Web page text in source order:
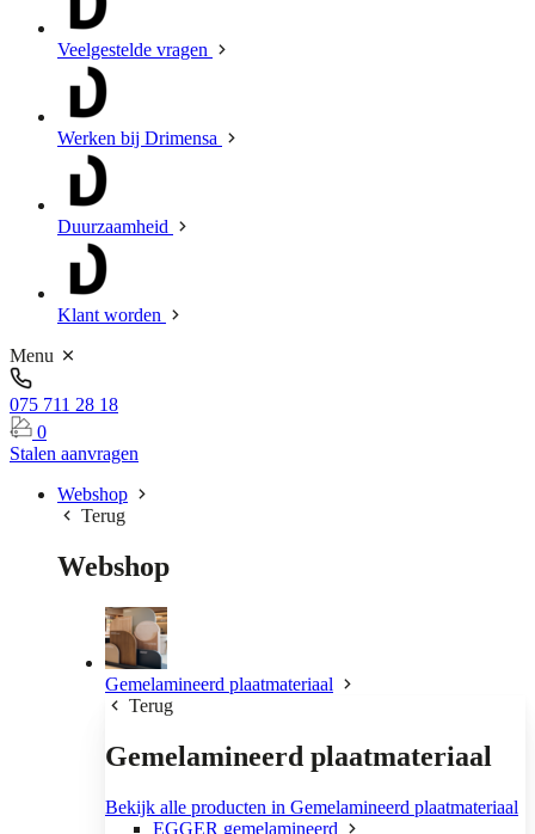
Veelgestelde vragen
Werken bij Drimensa
Duurzaamheid
Klant worden
Menu
075 711 28 18
0
Stalen aanvragen
Webshop
Terug
Webshop
Gemelamineerd plaatmateriaal
Terug
Gemelamineerd plaatmateriaal
Bekijk alle producten in Gemelamineerd plaatmateriaal
EGGER gemelamineerd